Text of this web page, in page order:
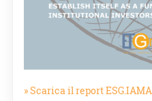
» Scarica il report ESG.IAMA